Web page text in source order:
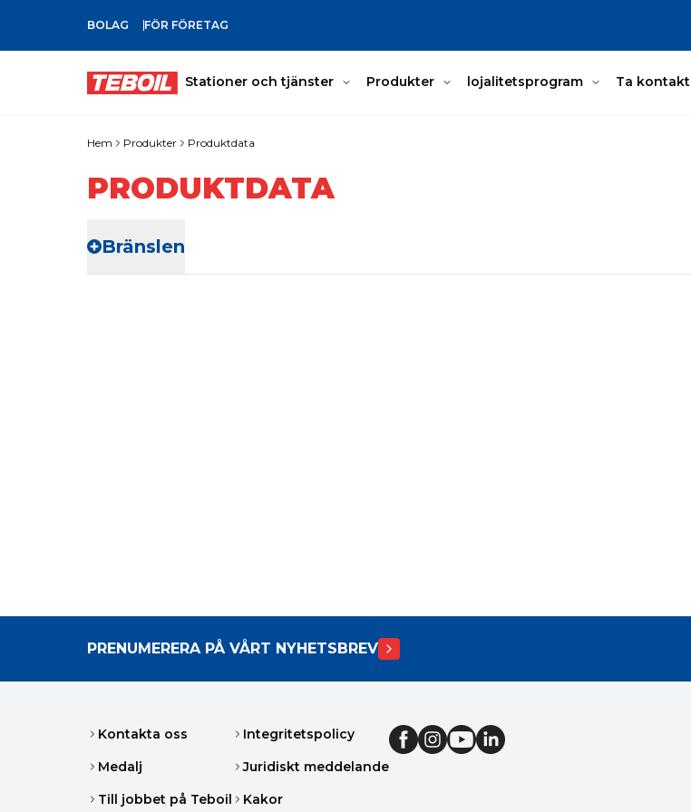
GÅ TILL HUVUDINNEHÅLLET
BOLAG FÖR FÖRETAG
Stationer och tjänster Produkter lojalitetsprogram Ta kontakt
Hem Produkter Produktdata
PRODUKTDATA
Bränslen
PRENUMERERA PÅ VÅRT NYHETSBREV
Kontakta oss
Medalj
Till jobbet på Teboil
Integritetspolicy
Juridiskt meddelande
Kakor